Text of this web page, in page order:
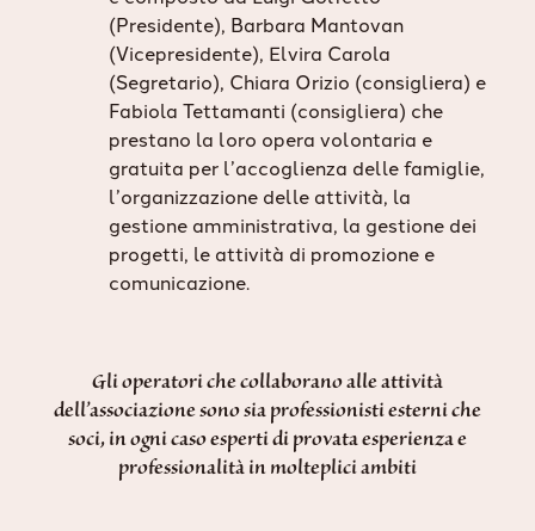
(Presidente), Barbara Mantovan
(Vicepresidente), Elvira Carola
(Segretario), Chiara Orizio (consigliera) e
Fabiola Tettamanti (consigliera) che
prestano la loro opera volontaria e
gratuita per l’accoglienza delle famiglie,
l’organizzazione delle attività, la
gestione amministrativa, la gestione dei
progetti, le attività di promozione e
comunicazione.
Gli operatori che collaborano alle attività
dell’associazione sono sia professionisti esterni che
soci, in ogni caso esperti di provata esperienza e
professionalità in molteplici ambiti